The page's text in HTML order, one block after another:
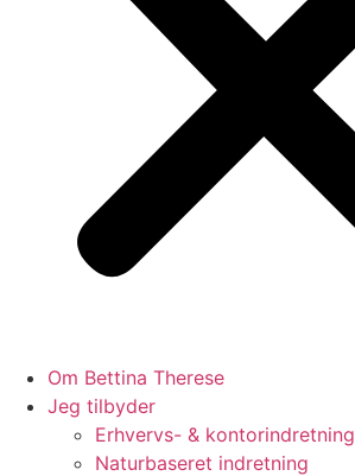
Om Bettina Therese
Jeg tilbyder
Erhvervs- & kontorindretning
Naturbaseret indretning